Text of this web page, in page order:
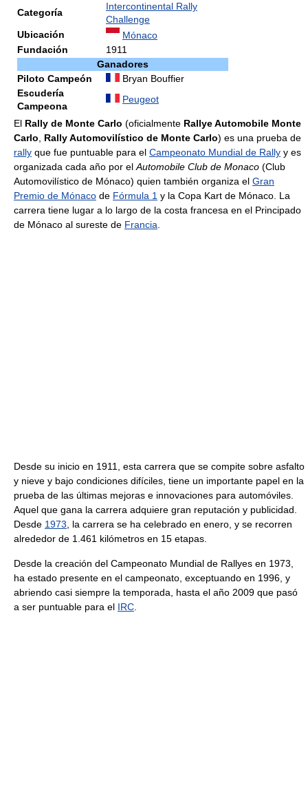
Categoría
Intercontinental Rally
Challenge
Ubicación
Mónaco
Fundación
1911
Ganadores
Piloto Campeón
Bryan Bouffier
Escudería
Campeona
Peugeot
El Rally de Monte Carlo (oficialmente Rallye Automobile Monte
Carlo
Rally Automovilístico de Monte Carlo) es una prueba de
rally que fue puntuable para el Campeonato Mundial de Rally y es
organizada cada año por el Automobile Club de Monaco (Club
Automovilístico de Mónaco) quien también organiza el Gran
Premio de Mónaco de Fórmula 1 y la Copa Kart de Mónaco. La
carrera tiene lugar a lo largo de la costa francesa en el Principado
de Mónaco al sureste de Francia
Desde su inicio en 1911, esta carrera que se compite sobre asfalto
y nieve y bajo condiciones difíciles, tiene un importante papel en la
prueba de las últimas mejoras e innovaciones para automóviles.
Aquel que gana la carrera adquiere gran reputación y publicidad.
Desde 1973 , la carrera se ha celebrado en enero, y se recorren
alrededor de 1.461 kilómetros en 15 etapas.
Desde la creación del Campeonato Mundial de Rallyes en 1973,
ha estado presente en el campeonato, exceptuando en 1996, y
abriendo casi siempre la temporada, hasta el año 2009 que pasó
a ser puntuable para el IRC